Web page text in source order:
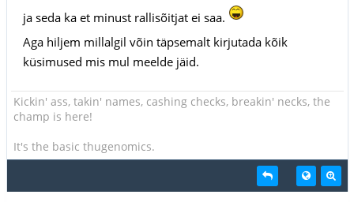
ja seda ka et minust rallisõitjat ei saa.
Aga hiljem millalgil võin täpsemalt kirjutada kõik
küsimused mis mul meelde jäid.
Kickin' ass, takin' names, cashing checks, breakin' necks, the
champ is here!
It's the basic thugenomics.